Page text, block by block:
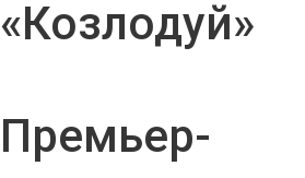
«Козлодуй»
Премьер-